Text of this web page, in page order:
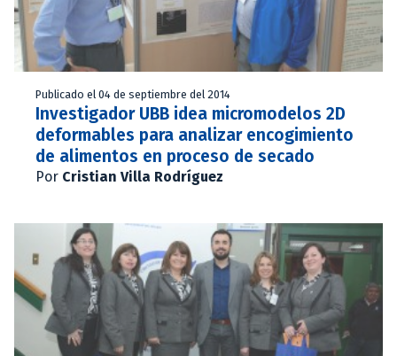
Publicado el 04 de septiembre del 2014
Investigador UBB idea micromodelos 2D
deformables para analizar encogimiento
de alimentos en proceso de secado
Por Cristian Villa Rodríguez